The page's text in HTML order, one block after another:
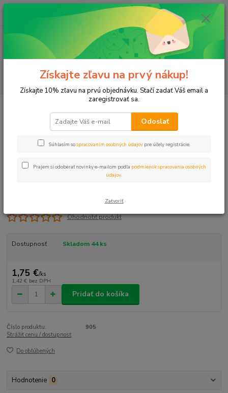
Menu
(Po-Pia, 8-17 hod.)
ks
za0 €
Dýzy/trysky
Dýza 04-A HUNTER, 1,2m zelená
Ohodnotiť produkt
Dostupnosť Skladom 44 ks
1,75 €/ks
1,42 € bez DPH
Pridať do košíka
Číslo produktu:
905
Strážiť cenu / dostupnosť
Do obľúbených
Hodnotenie 0
Získajte zľavu na prvý nákup!
Získajte 10% zľavu na prvú objednávku. Stačí zadať Váš email a
zaregistrovať sa.
Odoslať
Súhlasím sospracovaním osobných údajov pre účely registrácie.
Prajem si odoberať novinky e-mailom podľa podmienok spracovania osobných
údajov
Zatvoriť